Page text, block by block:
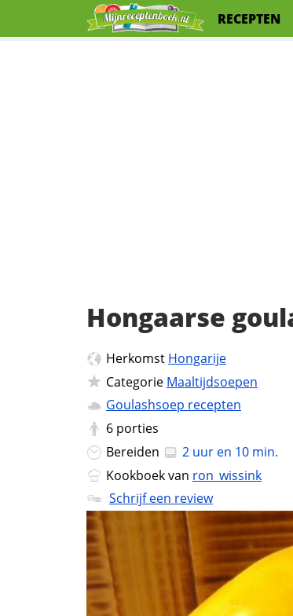
RECEPTEN
Hongaarse
Herkomst Hongarije
Categorie Maaltijdsoepen
Goulashsoep recepten
6 porties
Bereiden
2 uur en 10 min.
Kookboek van ron_wissink
Schrijf een review